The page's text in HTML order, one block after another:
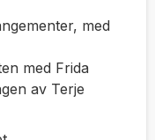
med
med Frida
av Terje